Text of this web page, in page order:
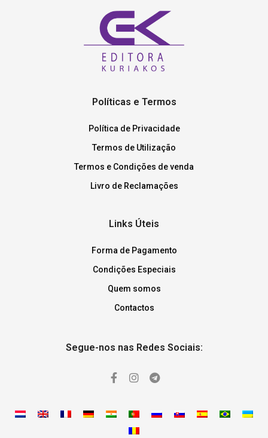
Políticas e Termos
Política de Privacidade
Termos de Utilização
Termos e Condições de venda
Livro de Reclamações
Links Úteis
Forma de Pagamento
Condições Especiais
Quem somos
Contactos
Segue-nos nas Redes Sociais: